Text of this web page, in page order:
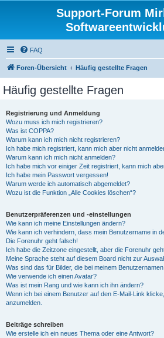
Support-Forum
FAQ
Foren-Übersicht Häufig gestellte Fragen
Häufig gestellte Fragen
Registrierung und Anmeldung
Wozu muss ich mich registrieren?
Was ist COPPA?
Warum kann ich mich nicht registrieren?
Ich habe mich registriert, kann mich aber nicht
Warum kann ich mich nicht anmelden?
Ich habe mich vor einiger Zeit registriert, kann mich
Ich habe mein Passwort vergessen!
Warum werde ich automatisch abgemeldet?
Wozu ist die Funktion „Alle Cookies löschen“?
Benutzerpräferenzen und -einstellungen
Wie kann ich meine Einstellungen ändern?
Wie kann ich verhindern, dass mein Benutzername in
Die Forenuhr geht falsch!
Ich habe die Zeitzone eingestellt, aber die Forenuhr
Meine Sprache steht auf diesem Board nicht zur
Was sind das für Bilder, die bei meinem
Wie verwende ich einen Avatar?
Was ist mein Rang und wie kann ich ihn ändern?
Wenn ich bei einem Benutzer auf den E-Mail-Link
anzumelden.
Beiträge schreiben
Wie erstelle ich ein neues Thema oder eine Antwort?